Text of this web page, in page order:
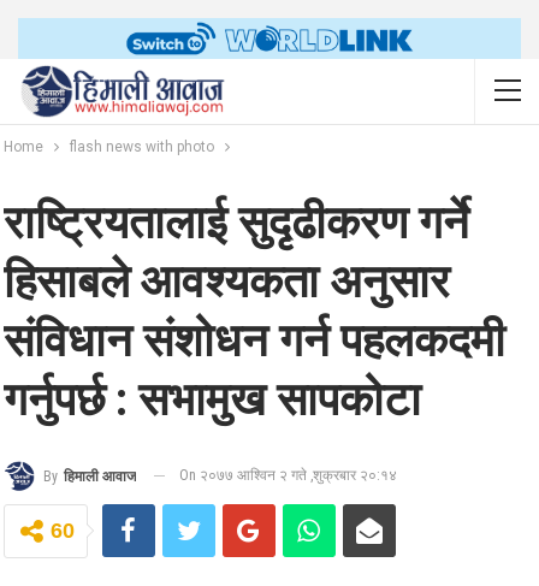
Home flash news with photo
राष्ट्रियतालाई सुदृढीकरण गर्ने
हिसाबले आवश्यकता अनुसार
संविधान संशोधन गर्न पहलकदमी
गर्नुपर्छ : सभामुख सापकोटा
By हिमाली आवाज On २०७७ आश्विन २ गते ,शुक्रबार २०:१४
60